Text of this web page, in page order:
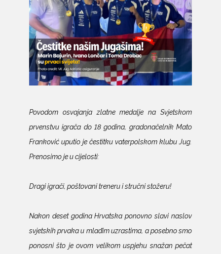
Povodom osvajanja zlatne medalje na Svjetskom
prvenstvu igrača do 18 godina, gradonačelnik Mato
Franković uputio je čestitku vaterpolskom klubu Jug.
Prenosimo je u cijelosti:
Dragi igrači, poštovani treneru i stručni stožeru!
Nakon deset godina Hrvatska ponovno slavi naslov
svjetskih prvaka u mlađim uzrastima, a posebno smo
ponosni što je ovom velikom uspjehu snažan pečat